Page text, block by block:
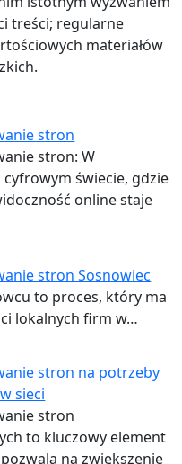
treści; regularne
materiałów
stron
stron: W
cyfrowym świecie, gdzie
online staje
stron Sosnowiec
to proces, który ma
lokalnych firm w…
stron na potrzeby
sieci
stron
to kluczowy element
na zwiększenie